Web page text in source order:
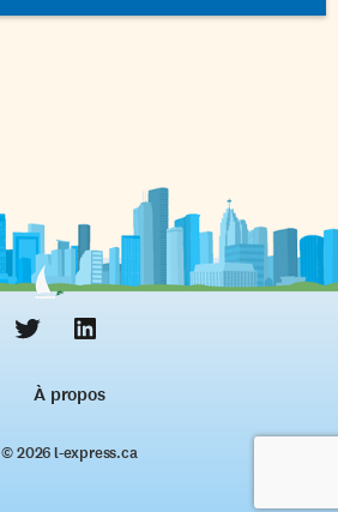
À propos
© 2026 l‑express.ca